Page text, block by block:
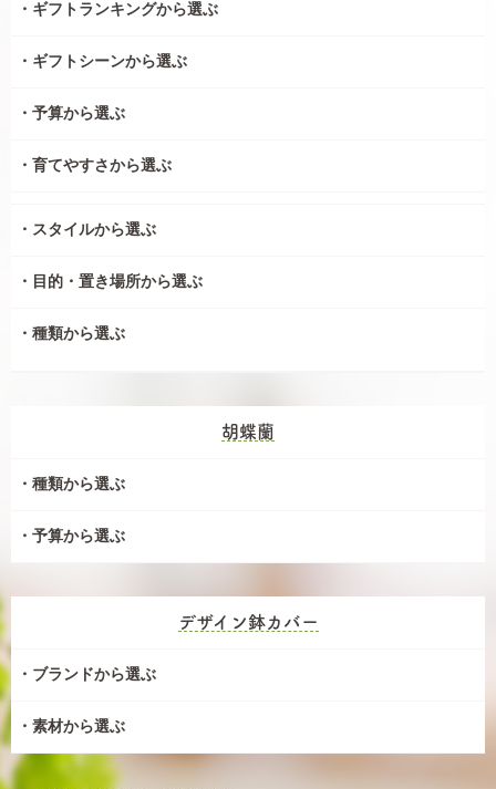
ギフトランキングから選ぶ
ギフトシーンから選ぶ
予算から選ぶ
育てやすさから選ぶ
スタイルから選ぶ
目的・置き場所から選ぶ
種類から選ぶ
胡蝶蘭
種類から選ぶ
予算から選ぶ
デザイン鉢カバー
ブランドから選ぶ
素材から選ぶ